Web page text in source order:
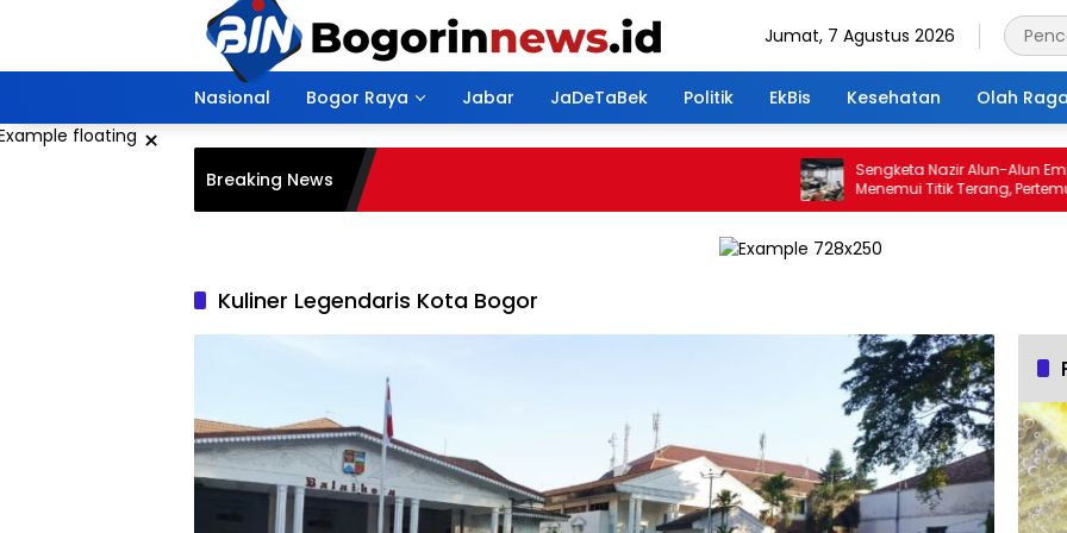
Jumat, 7 Agustus 2026
Nasional Bogor Raya Jabar JaDeTaBek Politik EkBis Kesehatan Olah Raga
×
Breaking News
Sengketa Nazir Alun-Alun Empang
Menemui Titik Terang, Pertemuan
Hasilkan 4 Poin Kesepakatan
Kuliner Legendaris Kota Bogor